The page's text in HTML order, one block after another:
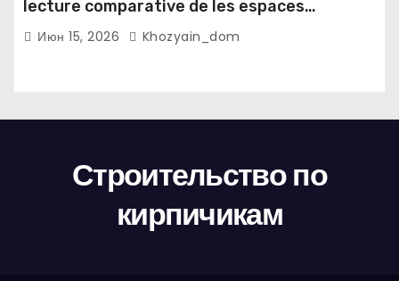
lecture comparative de les espaces
domestiques et les habitudes d'ecriture
Июн 15, 2026 Khozyain_dom
Строительство по
кирпичикам